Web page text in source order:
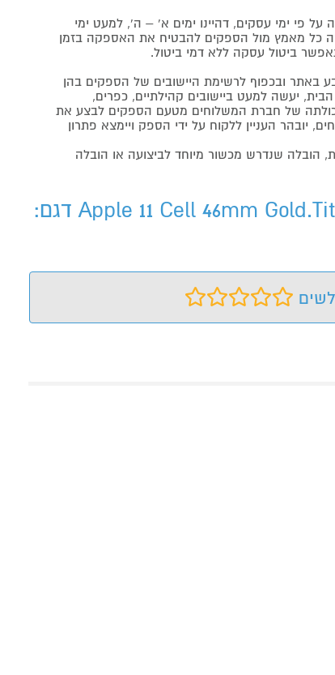
פי ימי עסקים, דהיינו ימים א' – ה', למעט ימי
כל מאמץ מול הספקים להבטיח את האספקה בזמן
ביטול עסקה ללא דמי ביטול.
ובכפוף לרשימת היישובים של הספקים בהן
יעשה למעט ביישובים קהילתיים, כפרים,
ביכולתה של חברת המשלוחים מטעם הספקים לבצע את
יובהר העניין ללקוח על ידי הספק ויימצא פתרון
הובלה שנדרש מכשור מיוחד לביצועה או הובלה
שעון Apple 11 Cell 46mm Gold.Titan + Go.M.Loop M/Lשעון Apple 11 Cell 46mm Gold.Titan + Go.M.Loop M/L דגם: